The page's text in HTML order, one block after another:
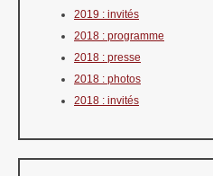
2019 : invités
2018 : programme
2018 : presse
2018 : photos
2018 : invités